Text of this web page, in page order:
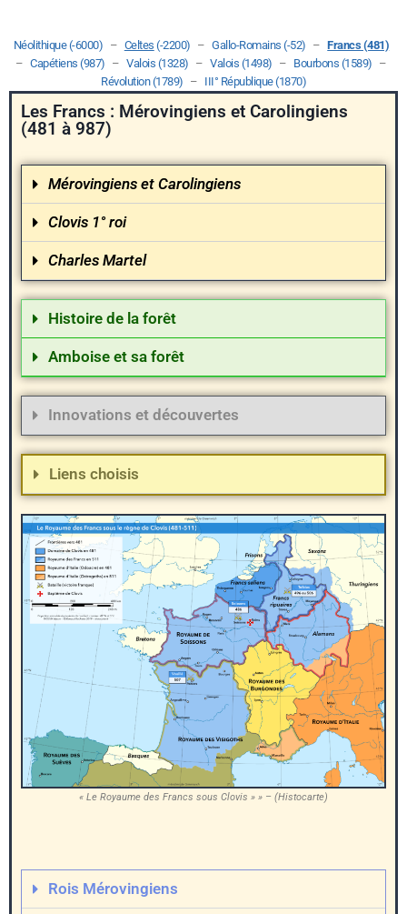
Néolithique (-6000) – Celtes (-2200) –Gallo-Romains (-52) –Francs (481)
–Capétiens (987) –Valois (1328) –Valois (1498) – Bourbons (1589) –
Révolution (1789) – III° République (1870)
Les Francs : Mérovingiens et Carolingiens
(481 à 987)
Mérovingiens et Carolingiens
Clovis 1° roi
Charles Martel
Histoire de la forêt
Amboise et sa forêt
Innovations et découvertes
Liens choisis
« Le Royaume des Francs sous Clovis » » – (Histocarte)
Rois Mérovingiens